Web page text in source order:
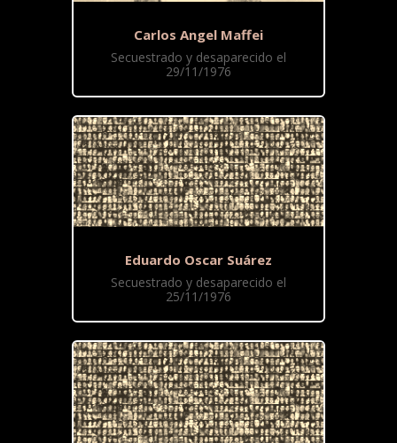
Carlos Angel Maffei
Secuestrado y desaparecido el
29/11/1976
Eduardo Oscar Suárez
Secuestrado y desaparecido el
25/11/1976